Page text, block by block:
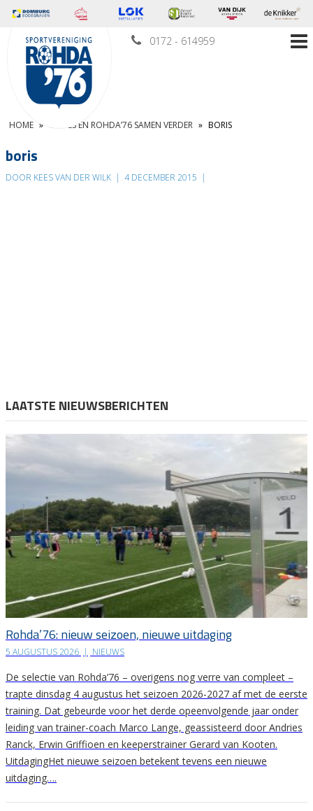
0172 - 614959
HOME » VAN ES EN ROHDA’76 SAMEN VERDER » BORIS
boris
DOOR KEES VAN DER WILK | 4 DECEMBER 2015 |
LAATSTE NIEUWSBERICHTEN
Rohda’76: nieuw seizoen, nieuwe uitdaging
5 AUGUSTUS 2026 | NIEUWS
De selectie van Rohda’76 – overigens nog verre van compleet –
trapte dinsdag 4 augustus het seizoen 2026-2027 af met de eerste
training. Dat gebeurde voor het derde opeenvolgende jaar onder
leiding van trainer-coach Marco Lange, geassisteerd door Andries
Ranck, Erwin Griffioen en keeperstrainer Gerard van Kooten.
UitdagingHet nieuwe seizoen betekent tevens een nieuwe
uitdaging….